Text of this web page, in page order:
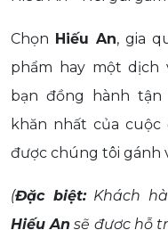
Chọn Hiếu An, gia
phẩm hay một dịch
bạn đồng hành
khăn nhất của cuộc
được chúng tôi gánh
(Đặc biệt:Khách
Hiếu An sẽ được hỗ